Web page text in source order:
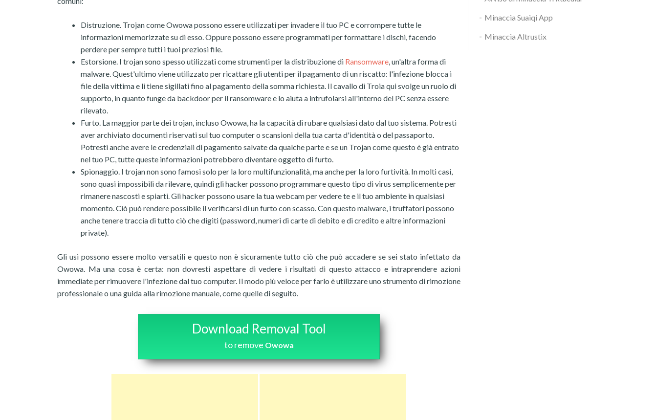
Distruzione. Trojan come Owowa possono essere utilizzati per invadere il tuo PC e corrompere tutte le
informazioni memorizzate su di esso. Oppure possono essere programmati per formattare i dischi, facendo
perdere per sempre tutti i tuoi preziosi file.
Estorsione. I trojan sono spesso utilizzati come strumenti per la distribuzione di Ransomware, un'altra forma di
malware. Quest'ultimo viene utilizzato per ricattare gli utenti per il pagamento di un riscatto: l'infezione blocca i
file della vittima e li tiene sigillati fino al pagamento della somma richiesta. Il cavallo di Troia qui svolge un ruolo di
supporto, in quanto funge da backdoor per il ransomware e lo aiuta a intrufolarsi all'interno del PC senza essere
rilevato.
Furto. La maggior parte dei trojan, incluso Owowa, ha la capacità di rubare qualsiasi dato dal tuo sistema. Potresti
aver archiviato documenti riservati sul tuo computer o scansioni della tua carta d'identità o del passaporto.
Potresti anche avere le credenziali di pagamento salvate da qualche parte e se un Trojan come questo è già entrato
nel tuo PC, tutte queste informazioni potrebbero diventare oggetto di furto.
Spionaggio. I trojan non sono famosi solo per la loro multifunzionalità, ma anche per la loro furtività. In molti casi,
sono quasi impossibili da rilevare, quindi gli hacker possono programmare questo tipo di virus semplicemente per
rimanere nascosti e spiarti. Gli hacker possono usare la tua webcam per vedere te e il tuo ambiente in qualsiasi
momento. Ciò può rendere possibile il verificarsi di un furto con scasso. Con questo malware, i truffatori possono
anche tenere traccia di tutto ciò che digiti (password, numeri di carte di debito e di credito e altre informazioni
private).
Gli usi possono essere molto versatili e questo non è sicuramente tutto ciò che può accadere se sei stato infettato da
Owowa. Ma una cosa è certa: non dovresti aspettare di vedere i risultati di questo attacco e intraprendere azioni
immediate per rimuovere l'infezione dal tuo computer. Il modo più veloce per farlo è utilizzare uno strumento di rimozione
professionale o una guida alla rimozione manuale, come quelle di seguito.
Download Removal Tool
to remove Owowa
Minaccia Suaiqi App
Minaccia Altrustix